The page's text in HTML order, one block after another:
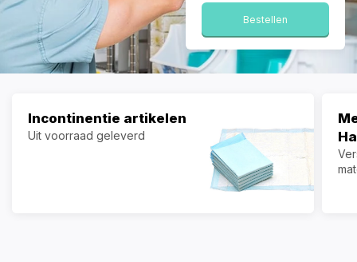
Bestellen
Incontinentie artikelen
Uit voorraad geleverd